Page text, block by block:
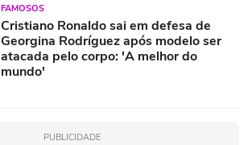
FAMOSOS
Cristiano Ronaldo sai em defesa de
Georgina Rodríguez após modelo ser
atacada pelo corpo: 'A melhor do
mundo'
PUBLICIDADE